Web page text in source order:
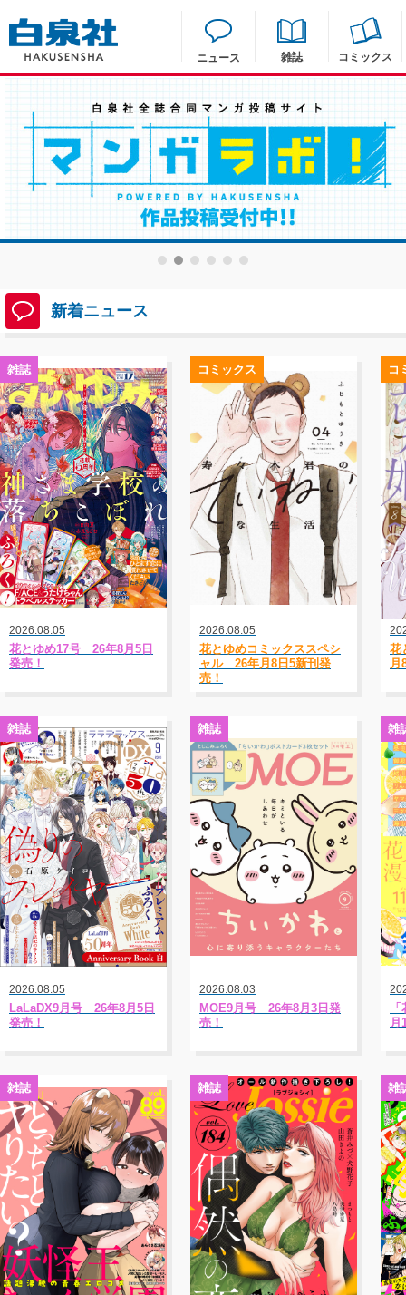
ニュース 雑誌 コミックス
新着ニュース
雑誌
2026.08.05
花とゆめ17号 26年8月5日
発売！
コミックス
2026.08.05
花とゆめコミックススペシ
ャル 26年月8日5新刊発
売！
コ
花
月
雑誌
2026.08.05
LaLaDX9月号 26年8月5日
発売！
雑誌
2026.08.03
MOE9月号 26年8月3日発
売！
雑
月
雑誌 雑誌 雑